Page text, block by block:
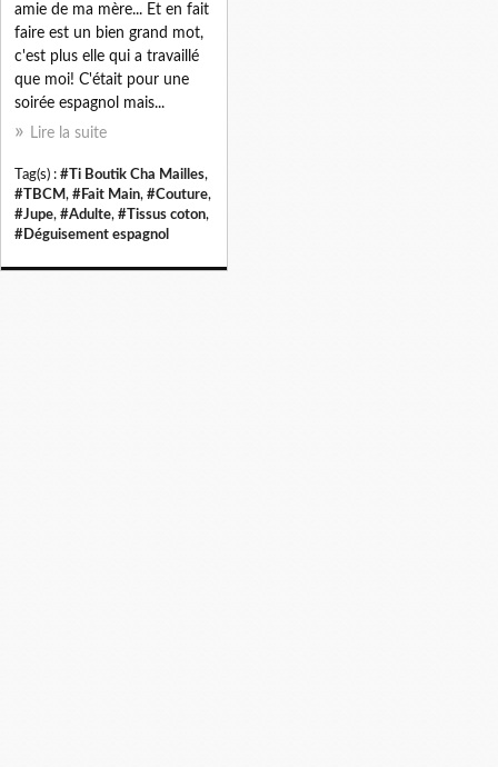
amie de ma mère... Et en fait
faire est un bien grand mot,
c'est plus elle qui a travaillé
que moi! C'était pour une
soirée espagnol mais...
Lire la suite
Tag(s) : #Ti Boutik Cha Mailles,
#TBCM, #Fait Main, #Couture,
#Jupe, #Adulte, #Tissus coton,
#Déguisement espagnol